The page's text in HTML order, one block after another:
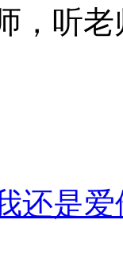
，听
还是爱